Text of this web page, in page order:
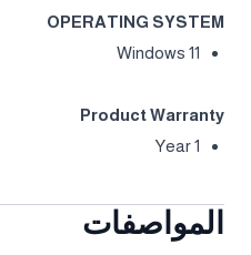
OPERATING SYSTEM
Windows 11
Product Warranty
1 Year
المواصفات